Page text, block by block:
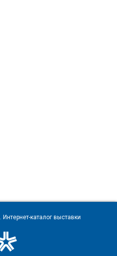
. Интернет-каталог выставки